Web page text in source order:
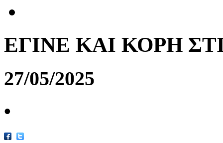
ΕΓΙΝΕ ΚΑΙ ΚΟΡΗ
27/05/2025
•